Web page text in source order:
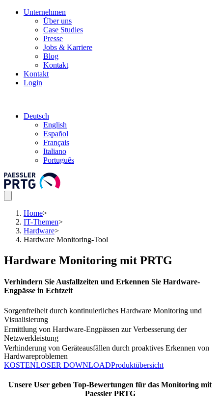
Unternehmen
Über uns
Case Studies
Presse
Jobs & Karriere
Blog
Kontakt
Kontakt
Login
Deutsch
English
Español
Français
Italiano
Português
Home>
IT-Themen>
Hardware>
Hardware Monitoring-Tool
Hardware Monitoring mit PRTG
Verhindern Sie Ausfallzeiten und Erkennen Sie Hardware-
Engpässe in Echtzeit
Sorgenfreiheit durch kontinuierliches Hardware Monitoring und
Visualisierung
Ermittlung von Hardware-Engpässen zur Verbesserung der
Netzwerkleistung
Verhinderung von Geräteausfällen durch proaktives Erkennen von
Hardwareproblemen
KOSTENLOSER DOWNLOADProduktübersicht
Unsere User geben Top-Bewertungen für das Monitoring mit
Paessler PRTG